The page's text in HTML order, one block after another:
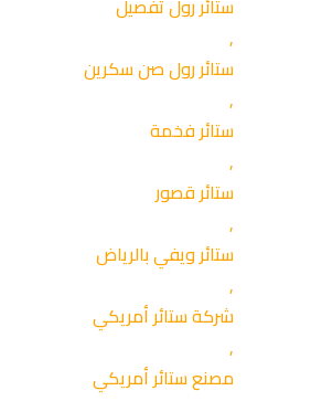
,
ستائر رول صن سكرين
,
ستائر فخمة
,
ستائر قصور
,
ستائر ويفي بالرياض
,
شركة ستائر أمريكي
,
مصنع ستائر أمريكي